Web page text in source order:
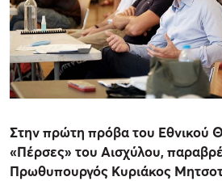
Στην πρώτη πρόβα του Εθνικού
«Πέρσες» του Αισχύλου,
Πρωθυπουργός Κυριάκος